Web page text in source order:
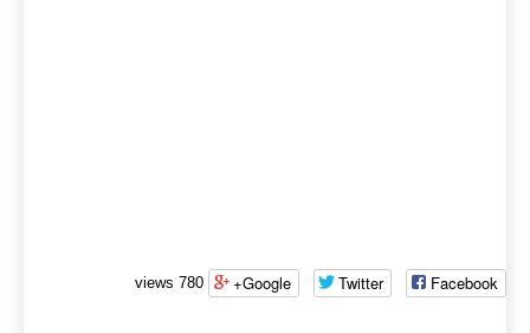
Facebook
Twitter
Google+